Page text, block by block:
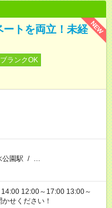
NEW
トを両立！未経
ブランクOK
公園駅 / …
12:00～17:00 13:00～
聞かせください！